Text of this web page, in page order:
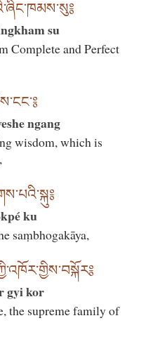
su
Complete and Perfect
ngang
wisdom, which is
ku
saṃbhogakāya,
gyi kor
the supreme family of